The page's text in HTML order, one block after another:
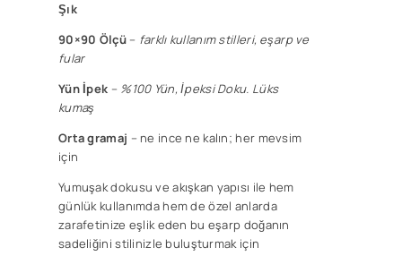
Şık
90×90 Ölçü – farklı kullanım stilleri, eşarp ve
fular
Yün İpek – %100 Yün, İpeksi Doku. Lüks
kumaş
Orta gramaj – ne ince ne kalın; her mevsim
için
Yumuşak dokusu ve akışkan yapısı ile hem
günlük kullanımda hem de özel anlarda
zarafetinize eşlik eden bu eşarp doğanın
sadeliğini stilinizle buluşturmak için